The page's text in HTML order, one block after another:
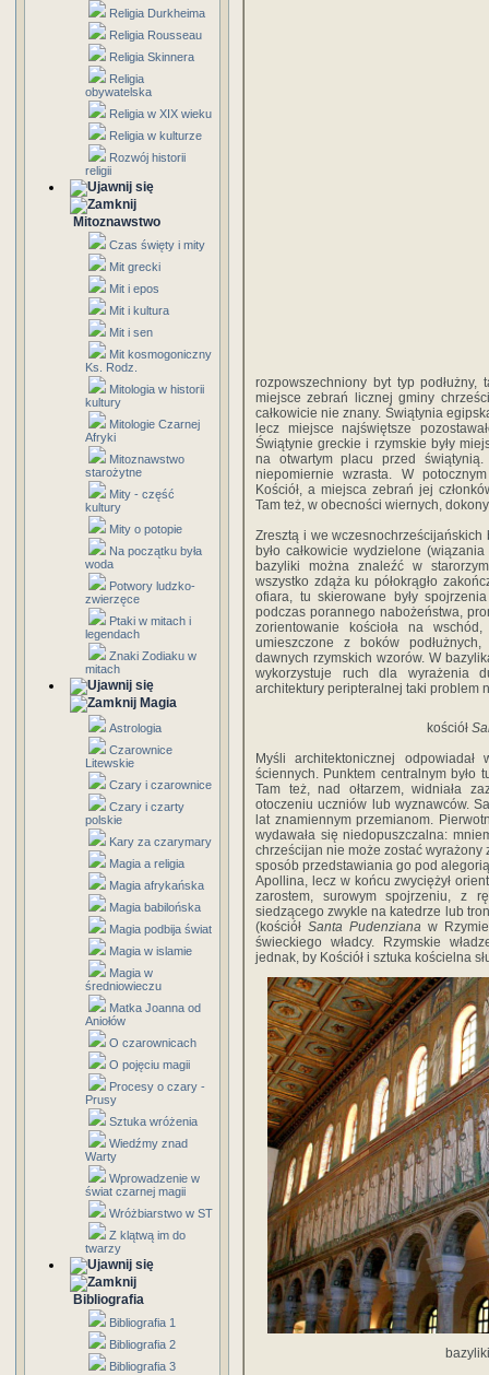
Religia Durkheima
Religia Rousseau
Religia Skinnera
Religia
obywatelska
Religia w XIX wieku
Religia w kulturze
Rozwój historii
religii
Mitoznawstwo
Czas święty i mity
Mit grecki
Mit i epos
Mit i kultura
Mit i sen
Mit kosmogoniczny
Ks. Rodz.
Mitologia w historii
kultury
Mitologie Czarnej
Afryki
Mitoznawstwo
starożytne
Mity - część
kultury
Mity o potopie
Na początku była
woda
Potwory ludzko-
zwierzęce
Ptaki w mitach i
legendach
Znaki Zodiaku w
mitach
Magia
Astrologia
Czarownice
Litewskie
Czary i czarownice
Czary i czarty
polskie
Kary za czarymary
Magia a religia
Magia afrykańska
Magia babilońska
Magia podbija świat
Magia w islamie
Magia w
średniowieczu
Matka Joanna od
Aniołów
O czarownicach
O pojęciu magii
Procesy o czary -
Prusy
Sztuka wróżenia
Wiedźmy znad
Warty
Wprowadzenie w
świat czarnej magii
Wróżbiarstwo w ST
Z klątwą im do
twarzy
Bibliografia
Bibliografia 1
Bibliografia 2
Bibliografia 3
rozpowszechniony byt typ
miejsce zebrań licznej gminy
całkowicie nie znany. Świątynia
lecz miejsce najświętsze
Świątynie greckie i rzymskie były
na otwartym placu przed
niepomiernie wzrasta. W
Kościół, a miejsca zebrań jej
Tam też, w obecności wiernych,
Zresztą i we
było całkowicie wydzielone
bazyliki można znaleźć w
wszystko zdąża ku półokrągło
ofiara, tu skierowane były
podczas porannego nabożeństwa,
zorientowanie kościoła na
umieszczone z boków
dawnych rzymskich wzorów. W
wykorzystuje ruch dla wyrażenia
architektury peripteralnej taki problem
kościół
Myśli architektonicznej odpowiadał
ściennych. Punktem centralnym było
Tam też, nad ołtarzem, widniała
otoczeniu uczniów lub wyznawców.
lat znamiennym przemianom.
wydawała się niedopuszczalna:
chrześcijan nie może zostać wyrażony
sposób przedstawiania go pod
Apollina, lecz w końcu zwyciężył
zarostem, surowym spojrzeniu, z
siedzącego zwykle na katedrze lub
(kościół Santa Pudenzianaw
świeckiego władcy. Rzymskie
jednak, by Kościół i sztuka kościelna